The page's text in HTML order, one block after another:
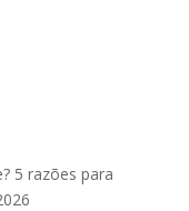
5 razões para